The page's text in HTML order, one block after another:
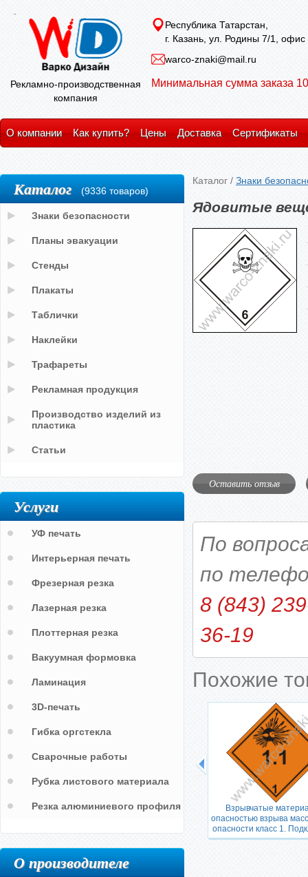
Рекламно-производственная
компания
Республика Татарстан,
г. Казань, ул. Родины 7/1, офис
warco-znaki@mail.ru
Минимальная сумма заказа
О компании Как купить? Цены Доставка Сертификаты
Каталог / Знаки
Ядовитые
Оставить отзыв
По
по
8 (843)
36-19
Похожие
Взрывчатые
опасностью взрыва
опасности класс 1.
Каталог (9336 товаров)
Знаки безопасности
Планы эвакуации
Стенды
Плакаты
Таблички
Наклейки
Трафареты
Рекламная продукция
Производство изделий из
пластика
Статьи
Услуги
УФ печать
Интерьерная печать
Фрезерная резка
Лазерная резка
Плоттерная резка
Вакуумная формовка
Ламинация
3D-печать
Гибка оргстекла
Сварочные работы
Рубка листового материала
Резка алюминиевого профиля
О производителе